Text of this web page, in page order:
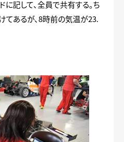
記して、全員で共有する。ち
あるが、8時前の気温が23.